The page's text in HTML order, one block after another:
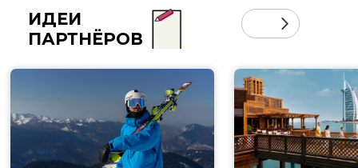
ИДЕИ
ПАРТНЁРОВ